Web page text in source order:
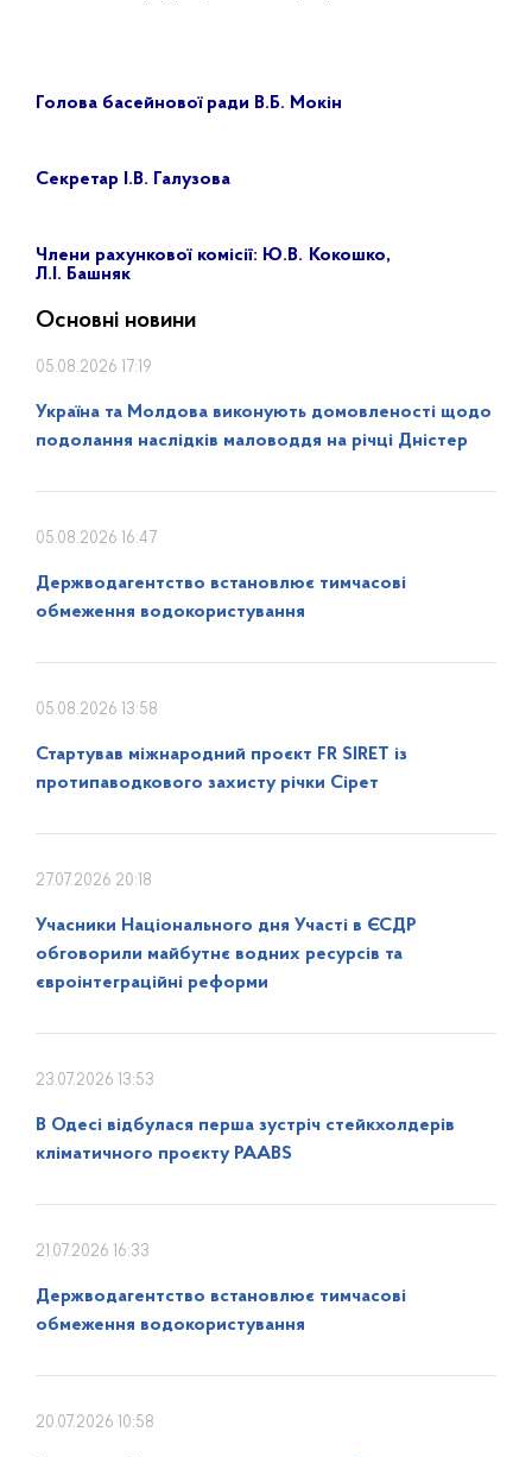
Голова басейнової ради В.Б. Мокін
Секретар І.В. Галузова
Члени рахункової комісії: Ю.В. Кокошко,
Л.І. Башняк
Основні новини
05.08.2026 17:19
Україна та Молдова виконують домовленості щодо
подолання наслідків маловоддя на річці Дністер
05.08.2026 16:47
Держводагентство встановлює тимчасові
обмеження водокористування
05.08.2026 13:58
Стартував міжнародний проєкт FR SIRET із
протипаводкового захисту річки Сірет
27.07.2026 20:18
Учасники Національного дня Участі в ЄСДР
обговорили майбутнє водних ресурсів та
євроінтеграційні реформи
23.07.2026 13:53
В Одесі відбулася перша зустріч стейкхолдерів
кліматичного проєкту PAABS
21.07.2026 16:33
Держводагентство встановлює тимчасові
обмеження водокористування
20.07.2026 10:58